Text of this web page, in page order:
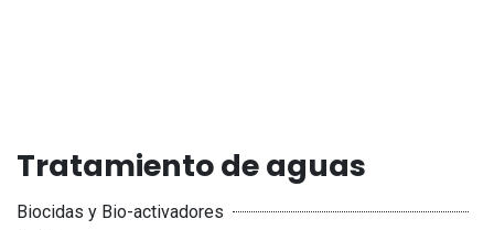
Tratamiento de aguas
Biocidas y Bio-activadores